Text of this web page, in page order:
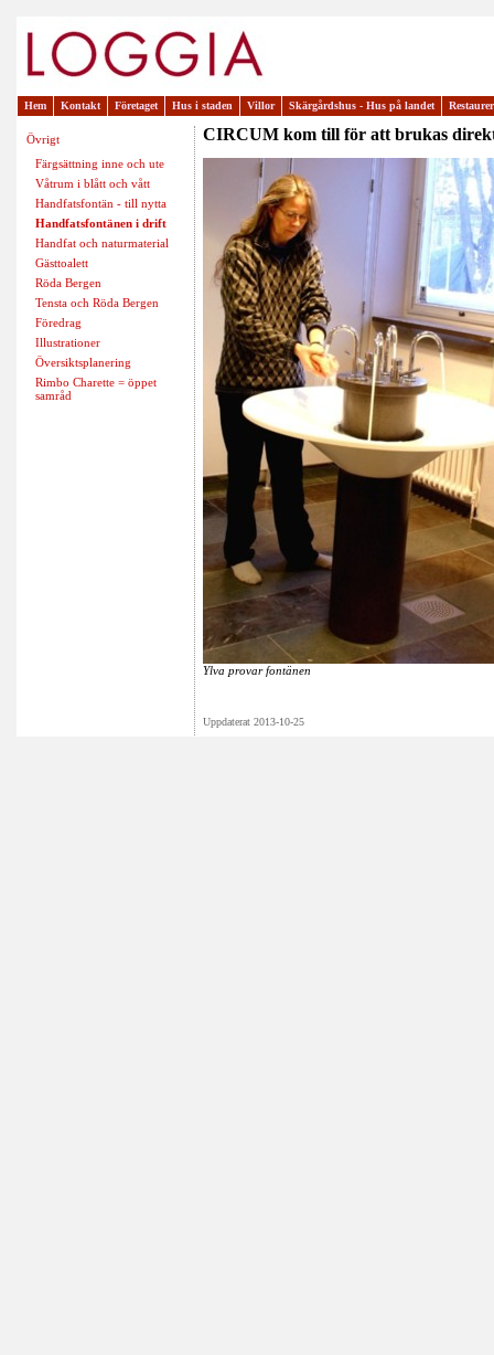
Hem Kontakt Företaget Hus i staden Villor Skärgårdshus - Hus på landet
Övrigt
Färgsättning inne och ute
Våtrum i blått och vått
Handfatsfontän - till nytta
Handfatsfontänen i drift
Handfat och naturmaterial
Gästtoalett
Röda Bergen
Tensta och Röda Bergen
Föredrag
Illustrationer
Översiktsplanering
Rimbo Charette = öppet
samråd
CIRCUM kom till för att brukas
Ylva provar fontänen
Uppdaterat 2013-10-25